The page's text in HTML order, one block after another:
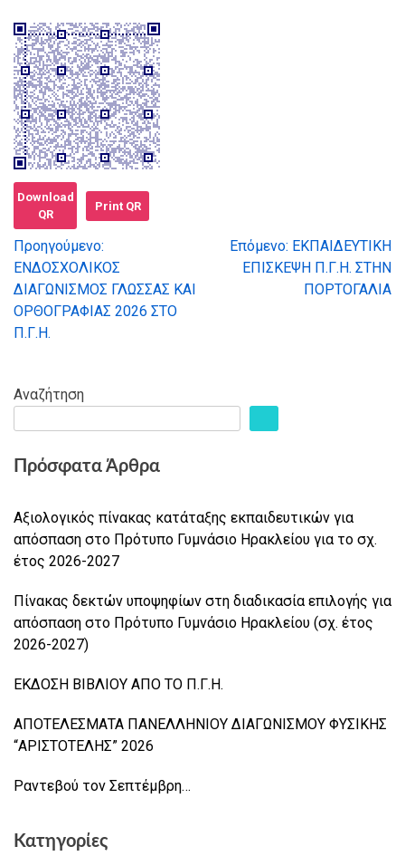
Download
QR
Print QR
Πλοήγηση
άρθρων
Προηγούμενο:
ΕΝΔΟΣΧΟΛΙΚΟΣ
ΔΙΑΓΩΝΙΣΜΟΣ ΓΛΩΣΣΑΣ ΚΑΙ
ΟΡΘΟΓΡΑΦΙΑΣ 2026 ΣΤΟ
Π.Γ.Η.
Επόμενο: ΕΚΠΑΙΔΕΥΤΙΚΗ
ΕΠΙΣΚΕΨΗ Π.Γ.Η. ΣΤΗΝ
ΠΟΡΤΟΓΑΛΙΑ
Αναζήτηση
Πρόσφατα Άρθρα
Αξιολογικός πίνακας κατάταξης εκπαιδευτικών για
απόσπαση στο Πρότυπο Γυμνάσιο Ηρακλείου για το σχ.
έτος 2026-2027
Πίνακας δεκτών υποψηφίων στη διαδικασία επιλογής για
απόσπαση στο Πρότυπο Γυμνάσιο Ηρακλείου (σχ. έτος
2026-2027)
ΕΚΔΟΣΗ ΒΙΒΛΙΟΥ ΑΠΟ ΤΟ Π.Γ.Η.
ΑΠΟΤΕΛΕΣΜΑΤΑ ΠΑΝΕΛΛΗΝΙΟΥ ΔΙΑΓΩΝΙΣΜΟΥ ΦΥΣΙΚΗΣ
“ΑΡΙΣΤΟΤΕΛΗΣ” 2026
Ραντεβού τον Σεπτέμβρη…
Κατηγορίες